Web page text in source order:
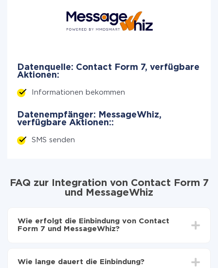
Datenquelle: Contact Form 7, verfügbare
Aktionen:
Informationen bekommen
Datenempfänger: MessageWhiz,
verfügbare Aktionen::
SMS senden
FAQ zur Integration von Contact Form 7
und MessageWhiz
Wie erfolgt die Einbindung von Contact
Form 7 und MessageWhiz?
MessageWhiz zu übertragen
Wie lange dauert die Einbindung?